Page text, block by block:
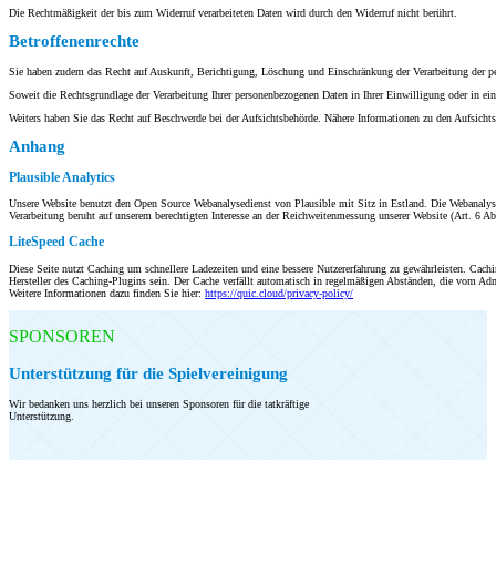
Die Rechtmäßigkeit der bis zum Widerruf verarbeiteten Daten wird durch den Widerruf nicht berührt.
Betroffenenrechte
Sie haben zudem das Recht auf Auskunft, Berichtigung, Löschung und Einschränkung der Verarbeitung der
Soweit die Rechtsgrundlage der Verarbeitung Ihrer personenbezogenen Daten in Ihrer Einwilligung oder in
Weiters haben Sie das Recht auf Beschwerde bei der Aufsichtsbehörde. Nähere Informationen zu den
Anhang
Plausible Analytics
Unsere Website benutzt den Open Source Webanalysedienst von Plausible mit Sitz in Estland. Die
Verarbeitung beruht auf unserem berechtigten Interesse an der Reichweitenmessung unserer Website (Art.
LiteSpeed Cache
Diese Seite nutzt Caching um schnellere Ladezeiten und eine bessere Nutzererfahrung zu gewährleisten.
Hersteller des Caching-Plugins sein. Der Cache verfällt automatisch in regelmäßigen Abständen, die vom
Weitere Informationen dazu finden Sie hier: https://quic.cloud/privacy-policy/
SPONSOREN
Unterstützung für die Spielvereinigung
Wir bedanken uns herzlich bei unseren Sponsoren für die tatkräftige
Unterstützung.